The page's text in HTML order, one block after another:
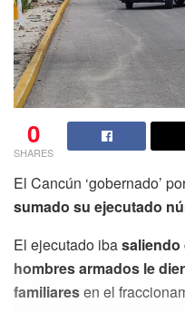
0
SHARES
El Cancún ‘gobernado’
sumado su ejecutado
El ejecutado ibasaliendo
hombres armados le
familiaresen el